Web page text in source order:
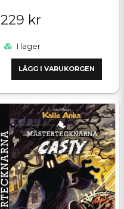
229 kr
I lager
LÄGG I VARUKORGEN